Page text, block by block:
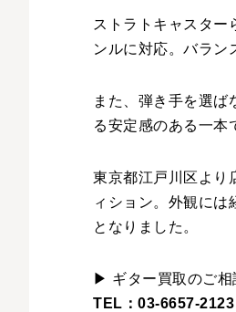
ストラトキャスター
ンルに対応。バラン
また、弾き手を選ば
る安定感のある一本
東京都江戸川区より
ィション。外観には
となりました。
▶ ギター買取のご相
TEL：03-6657-2123